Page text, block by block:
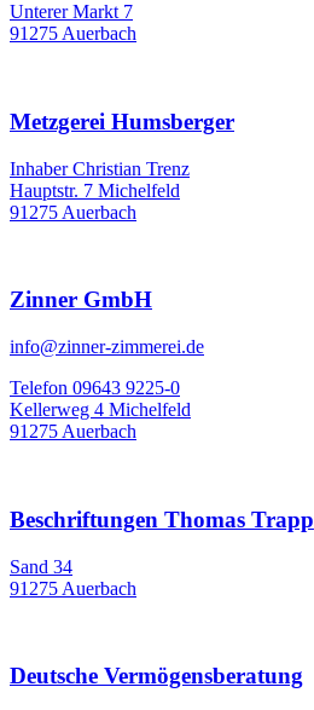
Unterer Markt 7
91275 Auerbach
Metzgerei Humsberger
Inhaber Christian Trenz
Hauptstr. 7 Michelfeld
91275 Auerbach
Zinner GmbH
info@zinner-zimmerei.de
Telefon 09643 9225-0
Kellerweg 4 Michelfeld
91275 Auerbach
Beschriftungen Thomas Trapp
Sand 34
91275 Auerbach
Deutsche Vermögensberatung